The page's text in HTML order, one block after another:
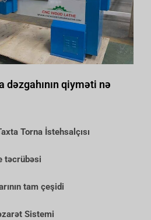
dəzgahının qiyməti nə
Torna İstehsalçısı
təcrübəsi
tam çeşidi
Sistemi